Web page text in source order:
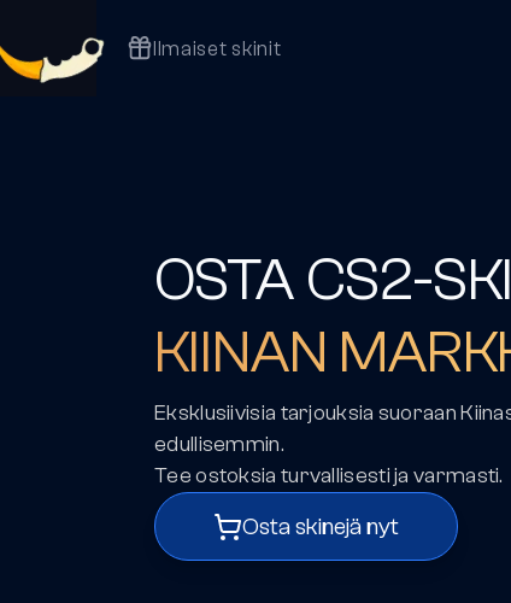
Tuki Ilmaiset skinit
OSTA CS2-
KIINAN
Eksklusiivisia tarjouksia suoraan
edullisemmin.
Tee ostoksia turvallisesti ja varmasti.
Osta skinejä nyt